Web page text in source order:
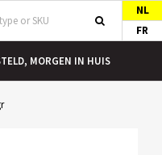
NL
FR
MORGEN IN HUIS